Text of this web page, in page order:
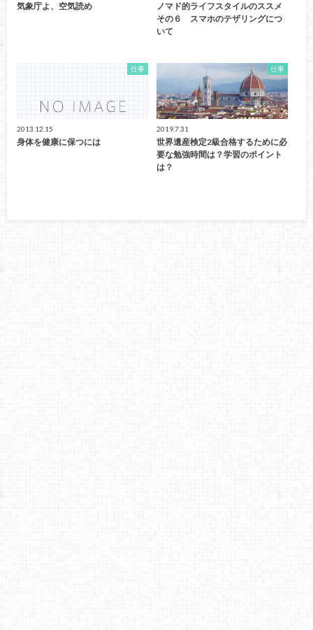
気象庁よ、空気読め
ノマド的ライフスタイルのススメ
その６ スマホのテザリングにつ
いて
仕事
2013.12.15
身体を健康に保つには
仕事
2019.7.31
世界遺産検定2級合格するために必
要な勉強時間は？学習のポイント
は？